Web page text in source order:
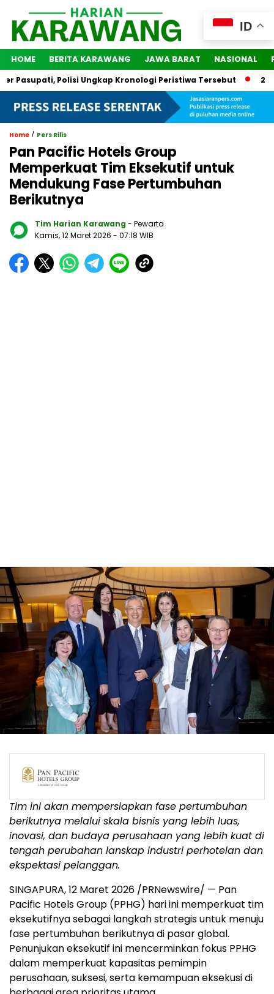
HOME BERITA KARAWANG JAWA BARAT NASIONAL
Polisi Ungkap Kronologi Peristiwa Tersebut 2 Orang
Home / Pers Rilis
Pan Pacific Hotels Group
Memperkuat Tim Eksekutif untuk
Mendukung Fase Pertumbuhan
Berikutnya
Tim Harian Karawang - Pewarta
Kamis, 12 Maret 2026 - 07:18 WIB
Tim ini akan mempersiapkan fase pertumbuhan
berikutnya melalui skala bisnis yang lebih luas,
inovasi, dan budaya perusahaan yang lebih kuat di
tengah perubahan lanskap industri perhotelan dan
ekspektasi pelanggan.
SINGAPURA, 12 Maret 2026 /PRNewswire/ — Pan
Pacific Hotels Group (PPHG) hari ini memperkuat tim
eksekutifnya sebagai langkah strategis untuk menuju
fase pertumbuhan berikutnya di pasar global.
Penunjukan eksekutif ini mencerminkan fokus PPHG
dalam memperkuat kapasitas pemimpin
perusahaan, suksesi, serta kemampuan eksekusi di
ID